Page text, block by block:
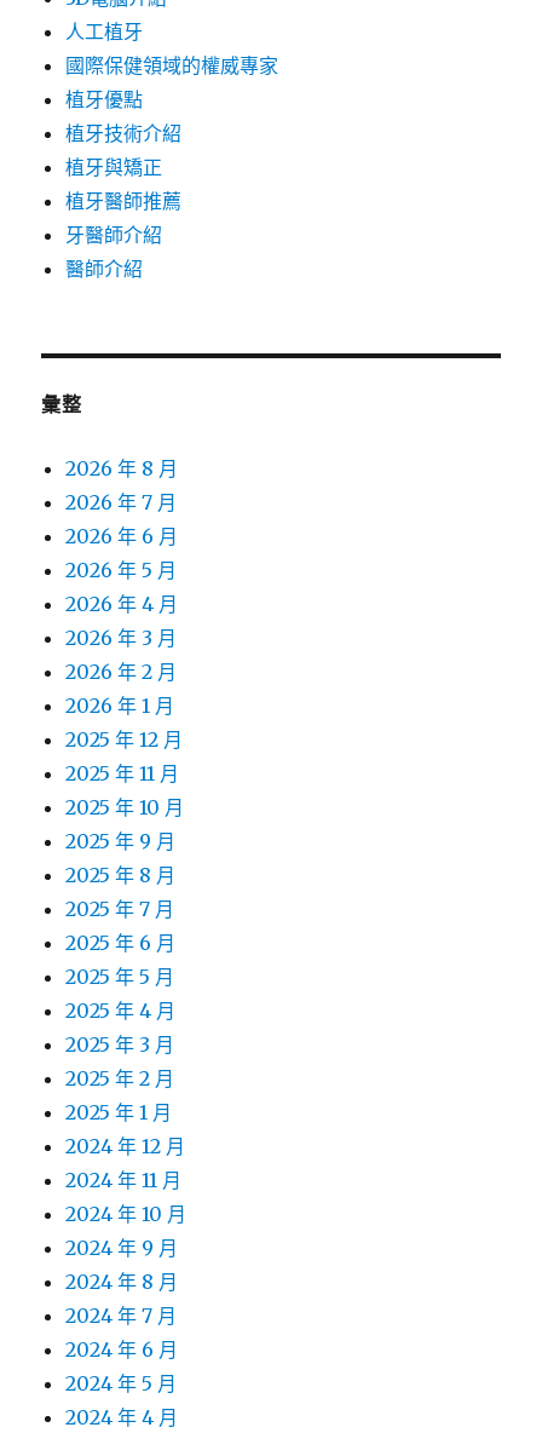
人工植牙
國際保健領域的權威專家
植牙優點
植牙技術介紹
植牙與矯正
植牙醫師推薦
牙醫師介紹
醫師介紹
彙整
2026 年 8 月
2026 年 7 月
2026 年 6 月
2026 年 5 月
2026 年 4 月
2026 年 3 月
2026 年 2 月
2026 年 1 月
2025 年 12 月
2025 年 11 月
2025 年 10 月
2025 年 9 月
2025 年 8 月
2025 年 7 月
2025 年 6 月
2025 年 5 月
2025 年 4 月
2025 年 3 月
2025 年 2 月
2025 年 1 月
2024 年 12 月
2024 年 11 月
2024 年 10 月
2024 年 9 月
2024 年 8 月
2024 年 7 月
2024 年 6 月
2024 年 5 月
2024 年 4 月